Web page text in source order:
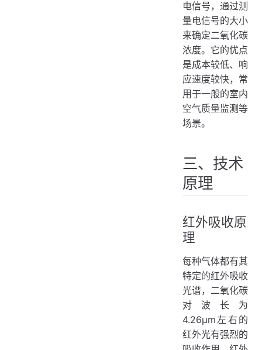
电信号，通过测
量电信号的大小
来确定二氧化碳
浓度。它的优点
是成本较低、响
应速度较快，常
用于一般的室内
空气质量监测等
场景。
三、技术
原理
红外吸收原
理
每种气体都有其
特定的红外吸收
光谱，二氧化碳
对波长为
4.26μm左右的
红外光有强烈的